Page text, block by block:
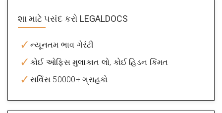
શા માટે પસંદ કરો LEGALDOCS
ન્યૂનતમ ભાવ ગેરંટી
કોઈ ઓફિસ મુલાકાત લો, કોઈ હિડન કિંમત
સર્વિસ 50000+ ગ્રાહકો